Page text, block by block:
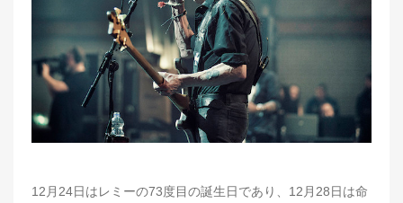
12月24日はレミーの73度目の誕生日であり、12月28日は命